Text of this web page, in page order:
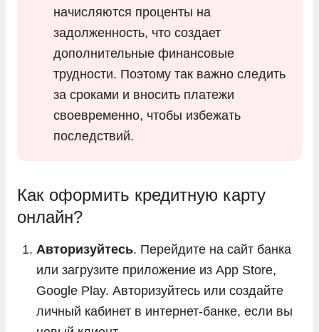
начисляются проценты на
задолженность, что создает
дополнительные финансовые
трудности. Поэтому так важно следить
за сроками и вносить платежи
своевременно, чтобы избежать
последствий.
Как оформить кредитную карту
онлайн?
Авторизуйтесь. Перейдите на сайт банка
или загрузите приложение из App Store,
Google Play. Авторизуйтесь или создайте
личный кабинет в интернет-банке, если вы